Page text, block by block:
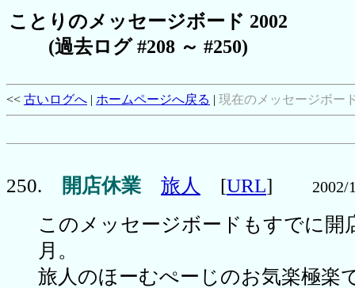
ことりのメッセージボード 2002
(過去ログ #208 ～ #250)
<< 古いログへ | ホームページへ戻る | 現在のメッセージボー
250. 開店休業 旅人 [URL] 2002/
このメッセージボードもすでに開
月。
旅人のほーむぺーじのお気楽極楽